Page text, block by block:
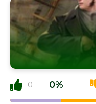
0 0%